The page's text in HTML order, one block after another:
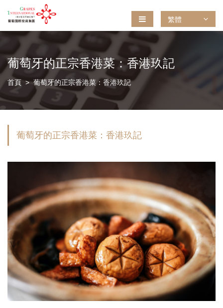
繁體
葡萄牙的正宗香港菜：香港玖記
首頁 葡萄牙的正宗香港菜：香港玖記
葡萄牙的正宗香港菜：香港玖記